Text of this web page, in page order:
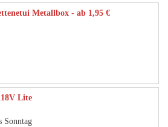
Metallbox - ab 1,95 €
Lite
Sonntag